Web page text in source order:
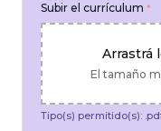
Subir el currículum *
Arrastrá
El tamaño
Tipo(s) permitido(s):